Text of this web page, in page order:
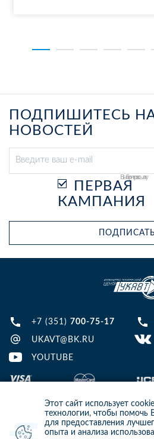
Этот сайт использует
технологии, чтобы помочь
для предоставления
опыта и анализа
ПОДПИШИТЕСЬ
НОВОСТЕЙ
Выберите рассылку
ПЕРВАЯ
КАМПАНИЯ
+7 (351) 700-75-17
UKAVT@BK.RU
YOUTUBE
© 2013-2024 ООО ИТЦ УКАВТ. ИНН: